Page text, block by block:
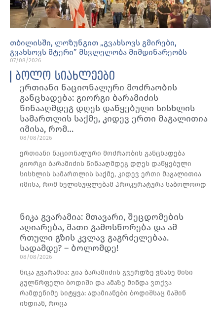
თბილისში, ლოზუნგით „გვახსოვს გმირები,
გვახსოვს მტერი” მსვლელობა მიმდინარეობს
07/08/2026
ბოლო სიახლეები
ერთიანი ნაციონალური მოძრაობის
განცხადება: გიორგი ბარამიძის
წინააღმდეგ დღეს დაწყებული სისხლის
სამართლის საქმე, კიდევ ერთი მაგალითია
იმისა, რომ…
08/08/2026
ერთიანი ნაციონალური მოძრაობის განცხადება
გიორგი ბარამიძის წინააღმდეგ დღეს დაწყებული
სისხლის სამართლის საქმე, კიდევ ერთი მაგალითია
იმისა, რომ ხელისუფლებამ პროკურატურა საბოლოოდ
ნიკა გვარამია: მთავარი, შეცდომების
აღიარება, მათი გამოსწორება და ამ
რთული გზის კვლავ გაგრძელებაა.
სადამდე? – ბოლომდე!
08/08/2026
ნიკა გვარამია: გია ბარამიძის გვერდზე ვნახე მისი
გულწრფელი ბოდიში და ამაზე მინდა ვთქვა
რამდენიმე სიტყვა: ადამიანები ბოდიშსაც მაშინ
იხდიან, როცა